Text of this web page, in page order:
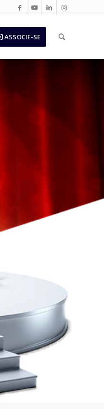
ASSOCIE-SE